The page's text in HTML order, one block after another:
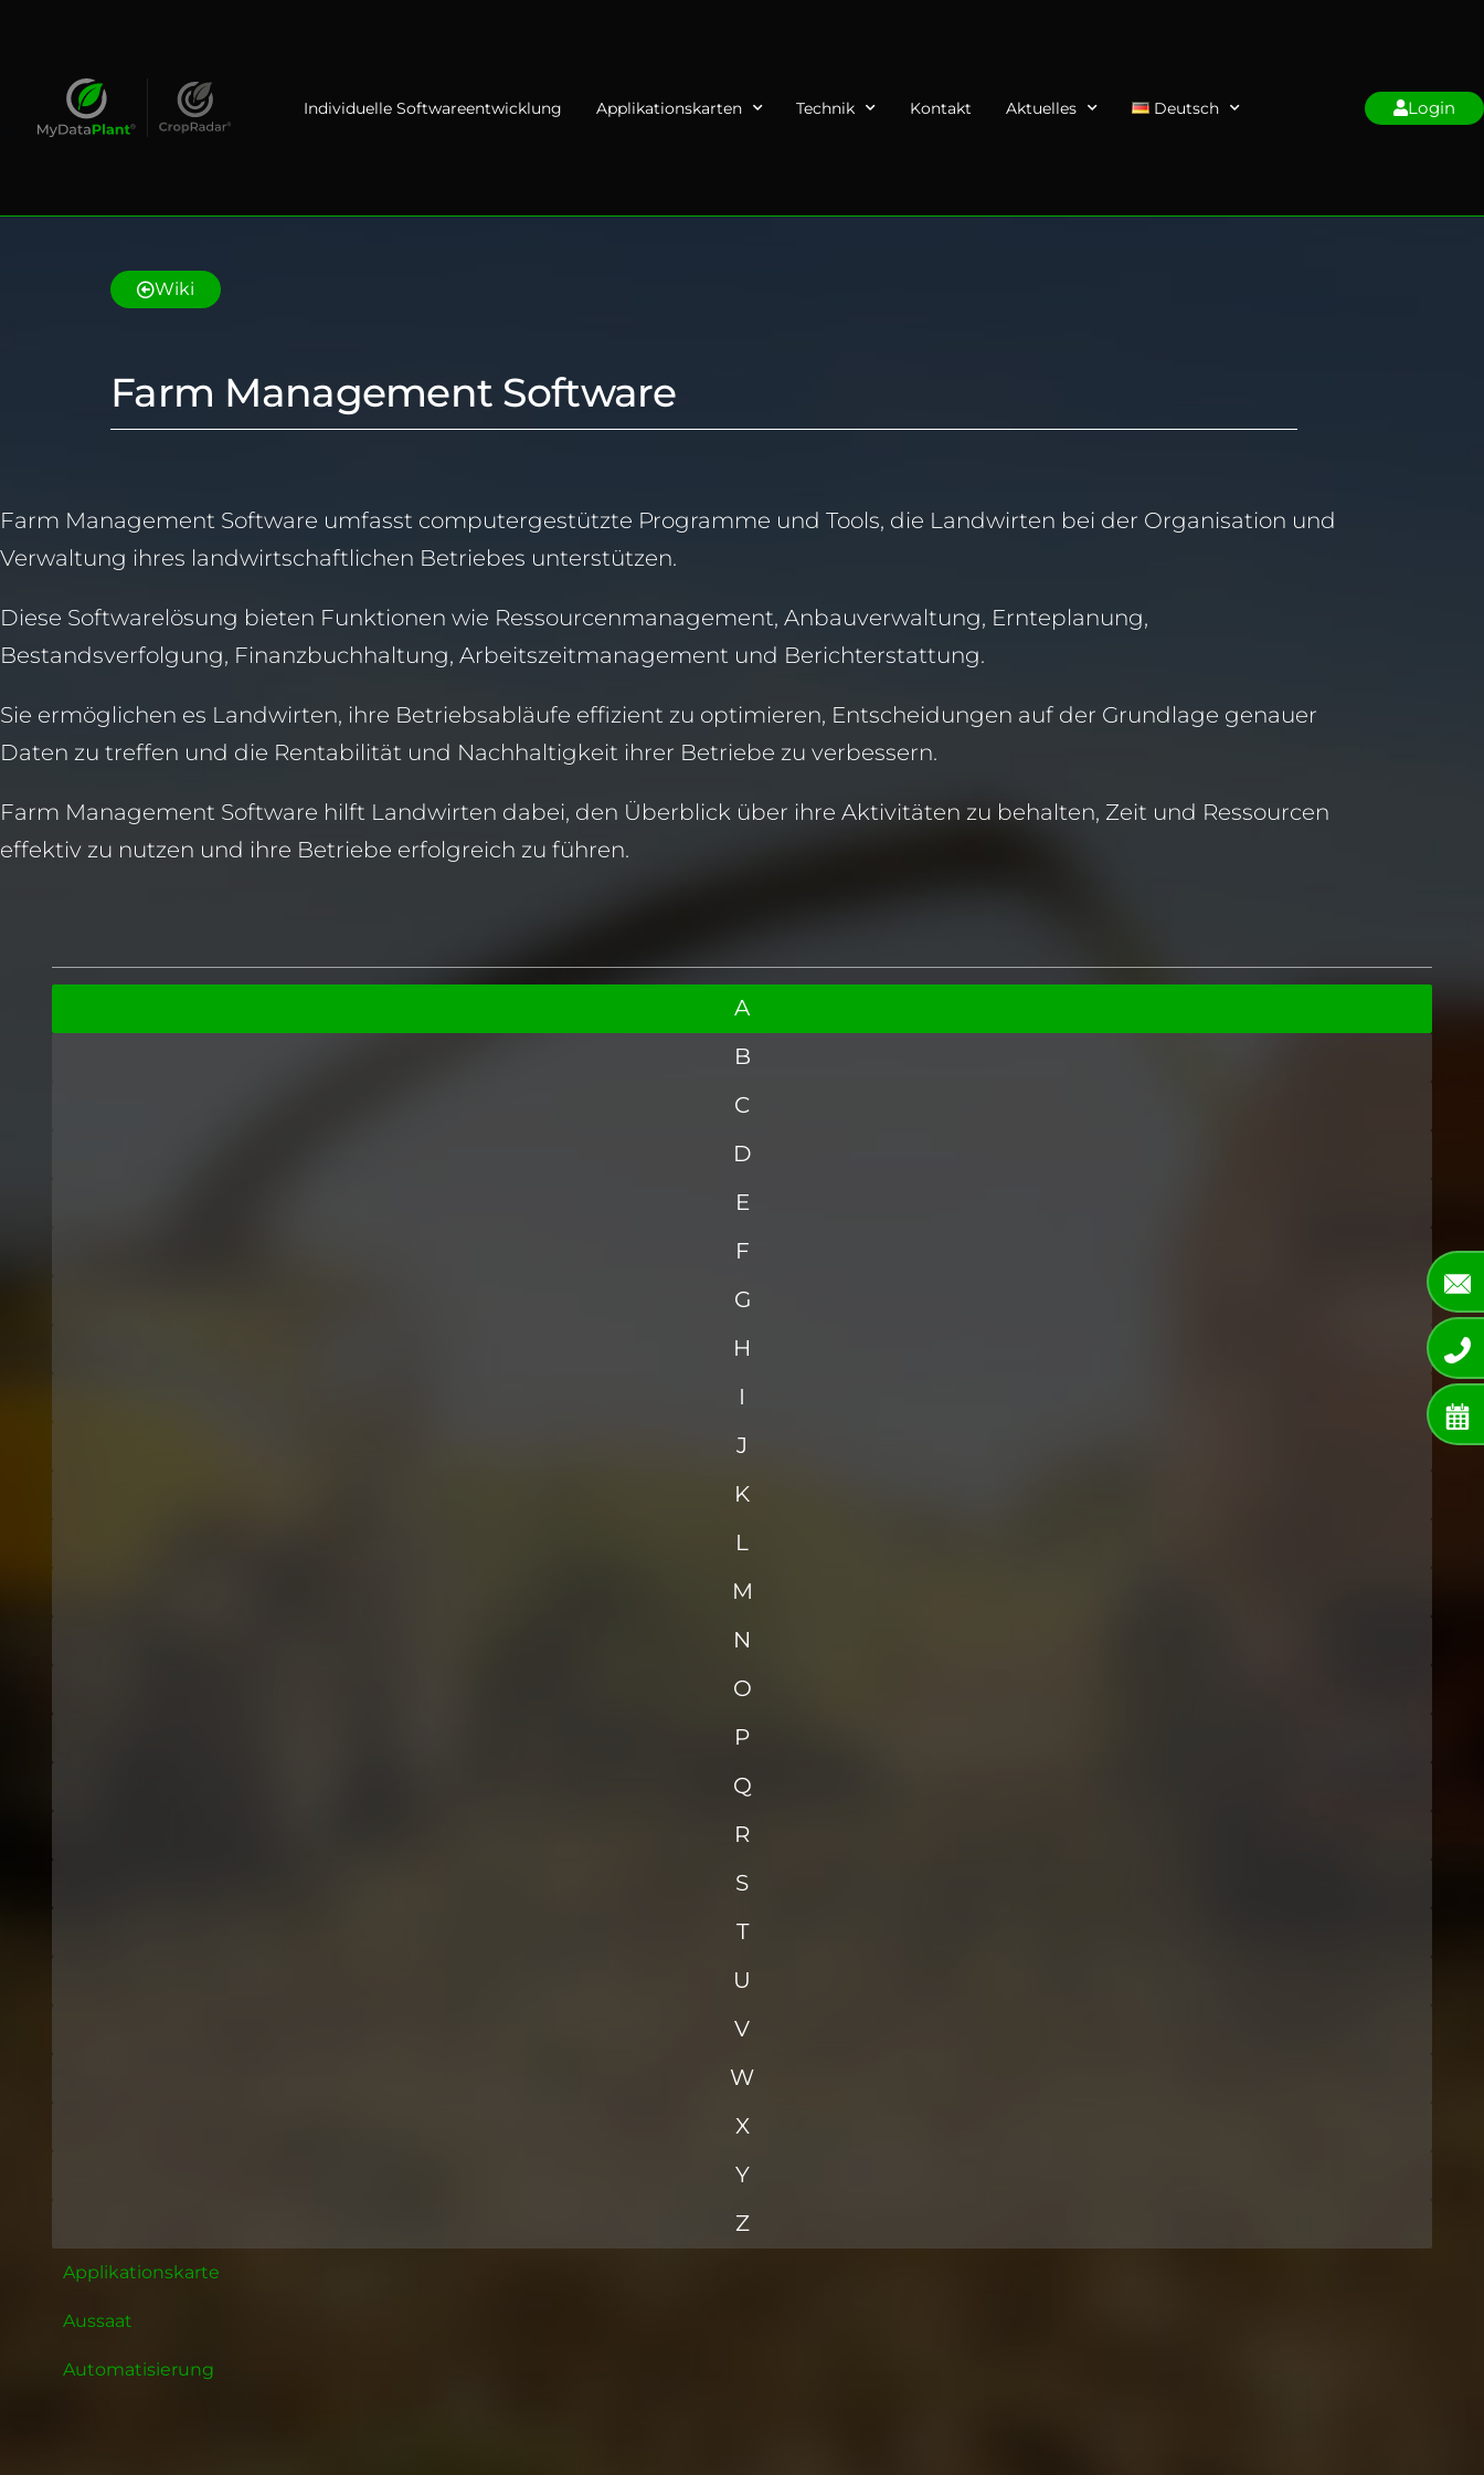
Individuelle Softwareentwicklung Applikationskarten Technik Kontakt Aktuelles Deutsch Login
Wiki
Farm Management Software
Farm Management Software umfasst computergestützte Programme und Tools, die Landwirten bei der Organisation und
Verwaltung ihres landwirtschaftlichen Betriebes unterstützen.
Diese Softwarelösung bieten Funktionen wie Ressourcenmanagement, Anbauverwaltung, Ernteplanung,
Bestandsverfolgung, Finanzbuchhaltung, Arbeitszeitmanagement und Berichterstattung.
Sie ermöglichen es Landwirten, ihre Betriebsabläufe effizient zu optimieren, Entscheidungen auf der Grundlage genauer
Daten zu treffen und die Rentabilität und Nachhaltigkeit ihrer Betriebe zu verbessern.
Farm Management Software hilft Landwirten dabei, den Überblick über ihre Aktivitäten zu behalten, Zeit und Ressourcen
effektiv zu nutzen und ihre Betriebe erfolgreich zu führen.
A
B
C
D
E
F
G
H
I
J
K
L
M
N
O
P
Q
R
S
T
U
V
W
X
Y
Z
Applikationskarte
Aussaat
Automatisierung